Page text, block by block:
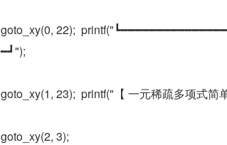
goto_xy(0, 22);
━┛");
goto_xy(1, 23);  printf("【 一元稀疏多项式简
goto_xy(2, 3);